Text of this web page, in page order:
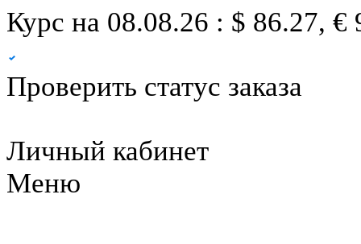
Курс на 08.08.26 : $ 86.27, €
Проверить статус заказа
Личный кабинет
Меню